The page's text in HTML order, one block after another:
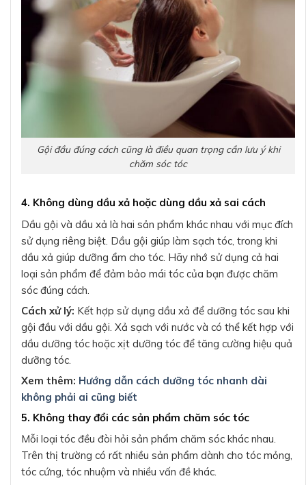
Gội đầu đúng cách cũng là điều quan trọng cần lưu ý khi
chăm sóc tóc
4. Không dùng dầu xả hoặc dùng dầu xả sai cách
Dầu gội và dầu xả là hai sản phẩm khác nhau với mục đích
sử dụng riêng biệt. Dầu gội giúp làm sạch tóc, trong khi
dầu xả giúp dưỡng ẩm cho tóc. Hãy nhớ sử dụng cả hai
loại sản phẩm để đảm bảo mái tóc của bạn được chăm
sóc đúng cách.
Cách xử lý: Kết hợp sử dụng dầu xả để dưỡng tóc sau khi
gội đầu với dầu gội. Xả sạch với nước và có thể kết hợp với
dầu dưỡng tóc hoặc xịt dưỡng tóc để tăng cường hiệu quả
dưỡng tóc.
Xem thêm: Hướng dẫn cách dưỡng tóc nhanh dài
không phải ai cũng biết
5. Không thay đổi các sản phẩm chăm sóc tóc
Mỗi loại tóc đều đòi hỏi sản phẩm chăm sóc khác nhau.
Trên thị trường có rất nhiều sản phẩm dành cho tóc mỏng,
tóc cứng, tóc nhuộm và nhiều vấn đề khác.